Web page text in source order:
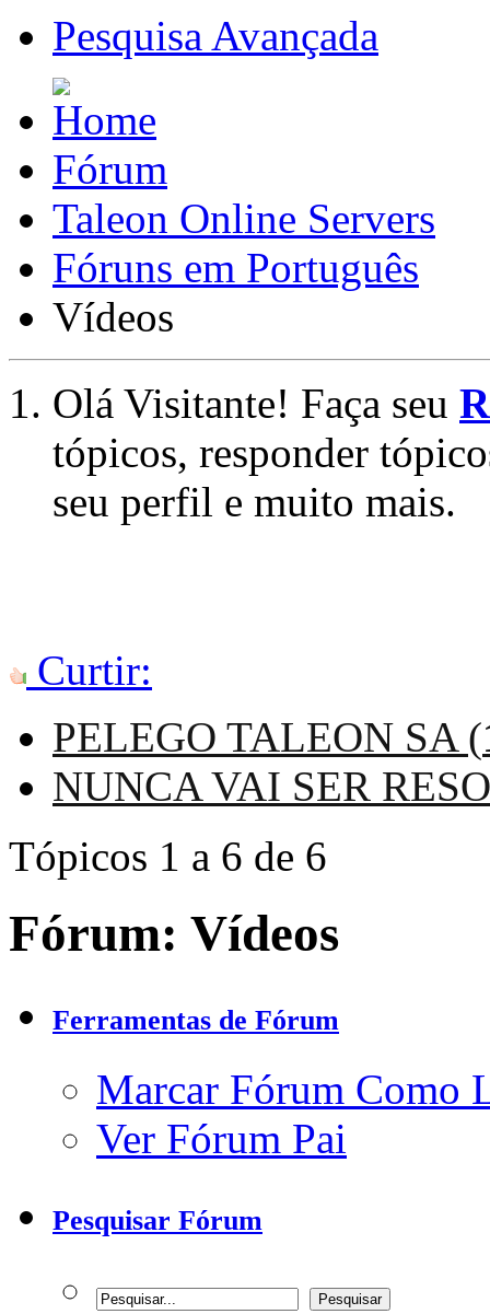
Pesquisa Avançada
Fórum
Taleon Online Servers
Fóruns em Português
Vídeos
Olá Visitante! Faça seu
tópicos, responder
seu perfil e muito mais.
Curtir:
PELEGO TALEON SA (
NUNCA VAI SER
Tópicos 1 a 6 de 6
Fórum: Vídeos
Ferramentas de Fórum
Marcar Fórum Como
Ver Fórum Pai
Pesquisar Fórum